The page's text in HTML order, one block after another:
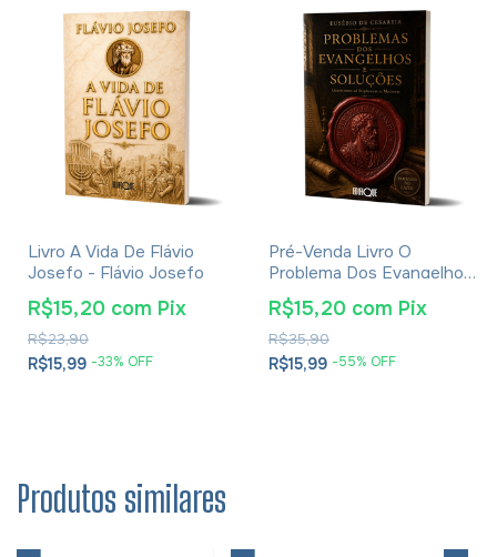
Livro A Vida De Flávio
Josefo - Flávio Josefo
R$15,99 -33% OFF
R$23,90
R$15,20 com Pix
Pré-Venda Livro O
Problema Dos Evangelhos
E Soluções- Eusébio De
Cesareia
R$15,99 -55% OFF
R$35,90
R$15,20 com Pix
Produtos similares